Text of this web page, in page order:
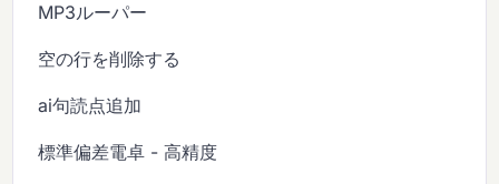
MP3ルーパー
空の行を削除する
ai句読点追加
標準偏差電卓 - 高精度